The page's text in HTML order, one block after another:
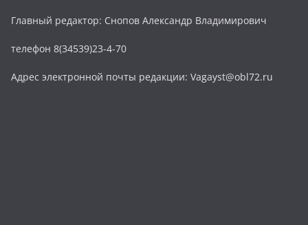
Главный редактор: Снопов Александр Владимирович
телефон 8(34539)23-4-70
Адрес электронной почты редакции: Vagayst@obl72.ru